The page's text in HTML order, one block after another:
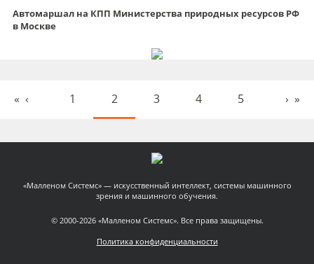
Автомаршал на КПП Министерства природных ресурсов РФ
в Москве
« 1
‹ ›
2 3 4 5 »
«Малленом Системс» — искусственный интеллект, системы машинного
зрения и машинного обучения.
© 2000-2026 «Малленом Системс». Все права защищены.
Политика конфиденциальности